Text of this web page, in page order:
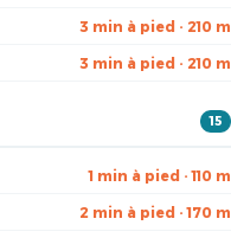
3 min à pied · 210 m
3 min à pied · 210 m
15
1 min à pied · 110 m
2 min à pied · 170 m